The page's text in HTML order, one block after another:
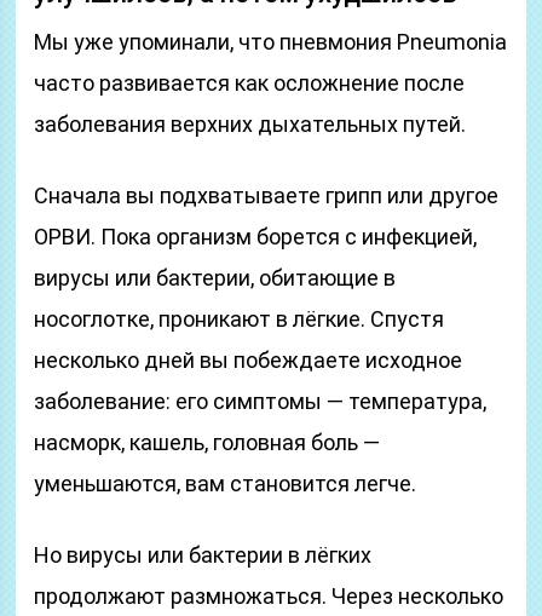
Мы уже упоминали, что пневмония Pneumonia
часто развивается как осложнение после
заболевания верхних дыхательных путей.
Сначала вы подхватываете грипп или другое
ОРВИ. Пока организм борется с инфекцией,
вирусы или бактерии, обитающие в
носоглотке, проникают в лёгкие. Спустя
несколько дней вы побеждаете исходное
заболевание: его симптомы — температура,
насморк, кашель, головная боль —
уменьшаются, вам становится легче.
Но вирусы или бактерии в лёгких
продолжают размножаться. Через несколько